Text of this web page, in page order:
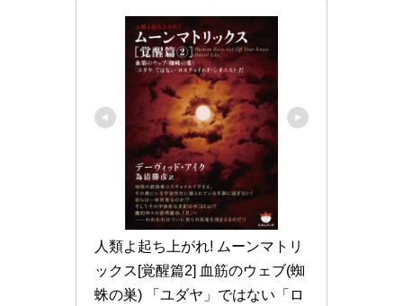
人類よ起ち上がれ! ムーンマトリ
ックス[覚醒篇2] 血筋のウェブ(蜘
蛛の巣) 「ユダヤ」ではない「ロ